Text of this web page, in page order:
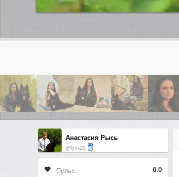
Анастасия Рысь
@lynx25
Пульс:
0.0